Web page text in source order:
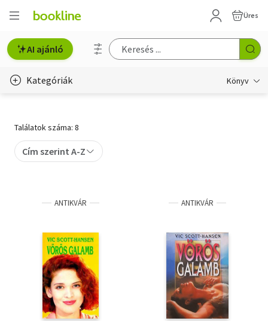
Üres
AI ajánló
Kategóriák Könyv
Gyermek- és ifjúsági
Művészet
Szakkönyv
Szótár, nyelvkönyv
Tankönyv, segédkönyv
Találatok száma: 8
Cím szerint A-Z
ANTIKVÁR ANTIKVÁR